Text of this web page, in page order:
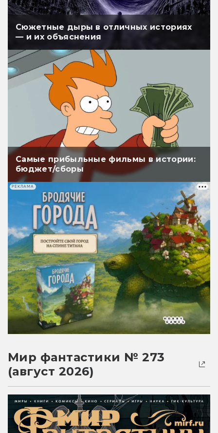
Сюжетные дыры в отличных историях
— и их объяснения
Самые прибыльные фильмы в истории:
бюджет/сборы
РЕКЛАМА
Мир фантастики № 273
(август 2026)